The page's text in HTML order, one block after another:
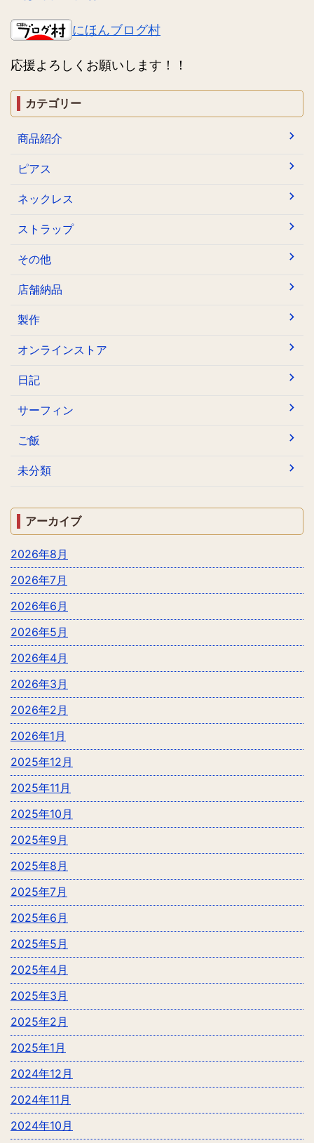
にほんブログ村
応援よろしくお願いします！！
カテゴリー
商品紹介
ピアス
ネックレス
ストラップ
その他
店舗納品
製作
オンラインストア
日記
サーフィン
ご飯
未分類
アーカイブ
2026年8月
2026年7月
2026年6月
2026年5月
2026年4月
2026年3月
2026年2月
2026年1月
2025年12月
2025年11月
2025年10月
2025年9月
2025年8月
2025年7月
2025年6月
2025年5月
2025年4月
2025年3月
2025年2月
2025年1月
2024年12月
2024年11月
2024年10月